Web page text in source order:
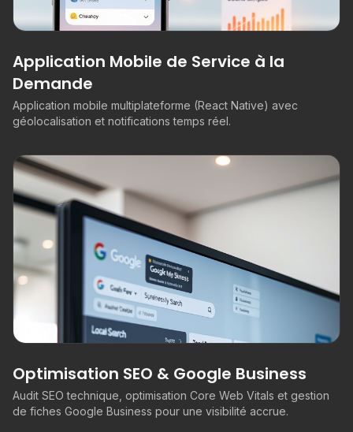
Application Mobile de Service à la
Demande
Application mobile multiplateforme (React Native) avec
géolocalisation et notifications temps réel.
Optimisation SEO & Google Business
Audit SEO technique, optimisation Core Web Vitals et gestion
de fiches Google Business pour une visibilité accrue.